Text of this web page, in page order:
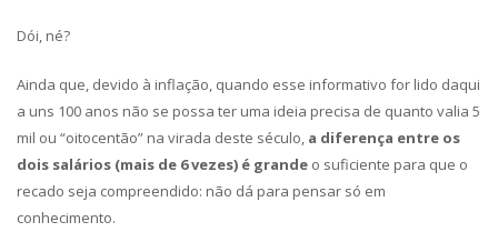
Dói, né?
Ainda que, devido à inflação, quando esse informativo for lido daqui
a uns 100 anos não se possa ter uma ideia precisa de quanto valia 5
mil ou “oitocentão” na virada deste século, a diferença entre os
dois salários (mais de 6 vezes) é grande o suficiente para que o
recado seja compreendido: não dá para pensar só em
conhecimento.